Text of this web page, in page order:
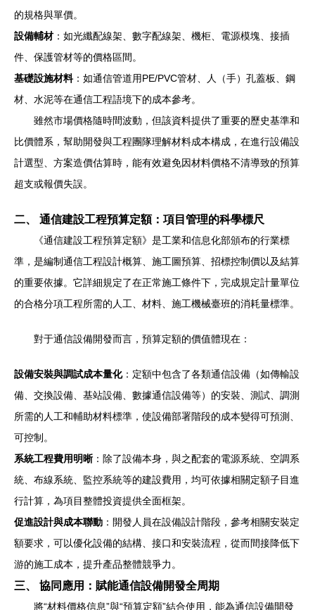
的規格與單價。
設備輔材：如光纖配線架、數字配線架、機柜、電源模塊、接插
件、保護管材等的價格區間。
基礎設施材料：如通信管道用PE/PVC管材、人（手）孔蓋板、鋼
材、水泥等在通信工程語境下的成本參考。
雖然市場價格隨時間波動，但該資料提供了重要的歷史基準和
比價體系，幫助開發與工程團隊理解材料成本構成，在進行設備設
計選型、方案造價估算時，能有效避免因材料價格不清導致的預算
超支或報價失誤。
二、 通信建設工程預算定額：項目管理的科學標尺
《通信建設工程預算定額》是工業和信息化部頒布的行業標
準，是編制通信工程設計概算、施工圖預算、招標控制價以及結算
的重要依據。它詳細規定了在正常施工條件下，完成規定計量單位
的合格分項工程所需的人工、材料、施工機械臺班的消耗量標準。
對于通信設備開發而言，預算定額的價值體現在：
設備安裝與調試成本量化：定額中包含了各類通信設備（如傳輸設
備、交換設備、基站設備、數據通信設備等）的安裝、測試、調測
所需的人工和輔助材料標準，使設備部署階段的成本變得可預測、
可控制。
系統工程費用明晰：除了設備本身，與之配套的電源系統、空調系
統、布線系統、監控系統等的建設費用，均可依據相關定額子目進
行計算，為項目整體投資提供全面框架。
促進設計與成本聯動 ：開發人員在設備設計階段，參考相關安裝定
額要求，可以優化設備的結構、接口和安裝流程，從而間接降低下
游的施工成本，提升產品整體競爭力。
三、 協同應用：賦能通信設備開發全周期
將“材料價格信息”與“預算定額”結合使用，能為通信設備開發